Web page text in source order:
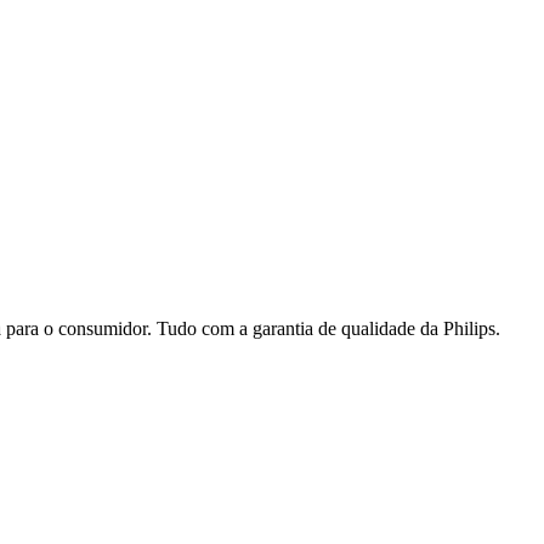
o consumidor. Tudo com a garantia de qualidade da Philips.